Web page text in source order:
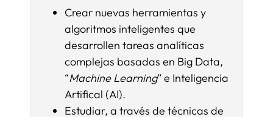
Crear nuevas herramientas y
algoritmos inteligentes que
desarrollen tareas analíticas
complejas basadas en Big Data,
“Machine Learning” e Inteligencia
Artifical (AI).
Estudiar, a través de técnicas de